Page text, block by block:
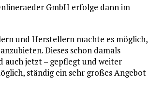
GmbH erfolge dann im
und Herstellern machte es möglich,
Dieses schon damals
auch jetzt – gepflegt und weiter
ständig ein sehr großes Angebot